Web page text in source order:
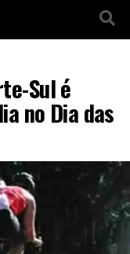
Sul é
no Dia das